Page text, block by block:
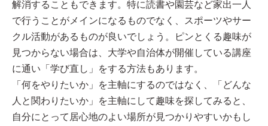
解消することもできます。特に読書や園芸など家出一人
で行うことがメインになるものでなく、スポーツやサー
クル活動があるものが良いでしょう。ピンとくる趣味が
見つからない場合は、大学や自治体が開催している講座
に通い「学び直し」をする方法もあります。
「何をやりたいか」を主軸にするのではなく、「どんな
人と関わりたいか」を主軸にして趣味を探してみると、
自分にとって居心地のよい場所が見つかりやすいかもし